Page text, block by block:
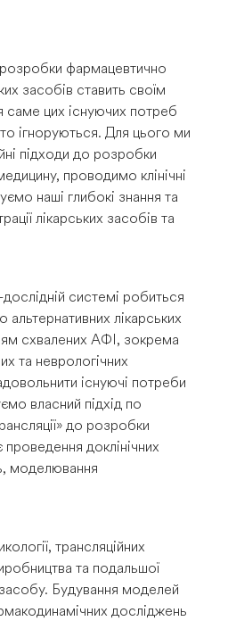
фармацевтично
засобів ставить своїм
саме цих існуючих потреб
ігноруються. Для цього ми
підходи до розробки
проводимо клінічні
наші глибокі знання та
лікарських засобів та
системі робиться
лікарських
схвалених АФІ, зокрема
та неврологічних
існуючі потреби
власний підхід по
до розробки
проведення доклінічних
моделювання
трансляційних
та подальшої
засобу. Будування моделей
досліджень